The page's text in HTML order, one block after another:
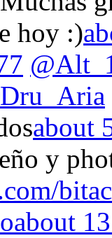
hoy :)
about
y
about